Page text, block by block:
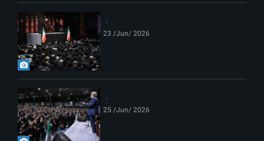
23 /Jun/ 2026
25 /Jun/ 2026